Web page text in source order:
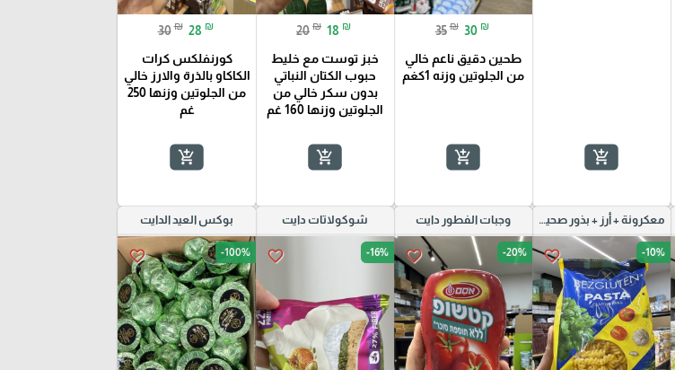
add_shopping_cart
35 ₪ 30 ₪
طحين دقيق ناعم خالي
من الجلوتين وزنه 1كغم
add_shopping_cart
20 ₪ 18 ₪
خبز توست مع خليط
حبوب الكتان النباتي
بدون سكر خالي من
الجلوتين وزنها 160 غم
add_shopping_cart
30 ₪ 28 ₪
كورنفلكس كرات
الكاكاو بالذرة والارز خالي
من الجلوتين وزنها 250
غم
add_shopping_cart
معكرونة + أرز + بذور صحية دايت
favorite_border -10%
وجبات الفطور دايت
favorite_border -20%
شوكولاتات دايت
favorite_border -16%
بوكس العيد الدايت
favorite_border -100%